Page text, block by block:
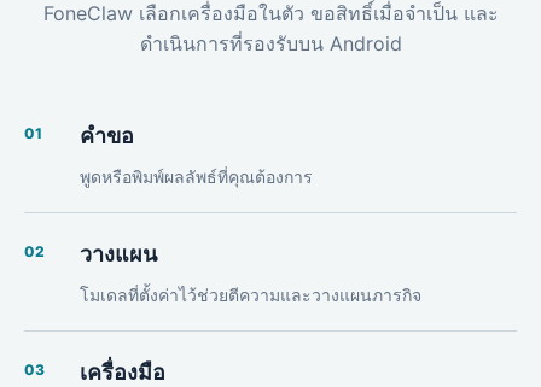
FoneClaw เลือกเครื่องมือในตัว ขอสิทธิ์เมื่อจำเป็น และ
ดำเนินการที่รองรับบน Android
01 คำขอ
พูดหรือพิมพ์ผลลัพธ์ที่คุณต้องการ
02 วางแผน
โมเดลที่ตั้งค่าไว้ช่วยตีความและวางแผนภารกิจ
03 เครื่องมือ